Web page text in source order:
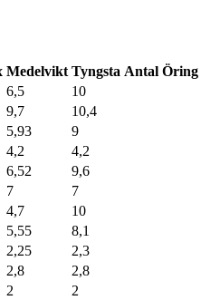
Medelvikt Tyngsta Antal Öring
6,5
10
9,7
10,4
5,93
9
4,2
4,2
6,52
9,6
7
7
4,7
10
5,55
8,1
2,25
2,3
2,8
2,8
2
2